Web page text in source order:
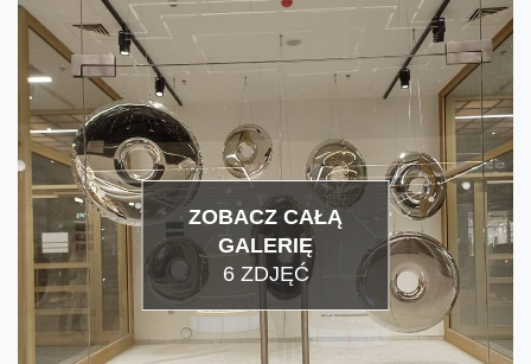
ZOBACZ CAŁĄ
GALERIĘ
6 ZDJĘĆ